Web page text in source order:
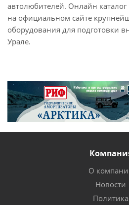
автолюбителей. Онлайн
на официальном сайте
оборудования для подготовки
Урале.
О
Новости
Политика